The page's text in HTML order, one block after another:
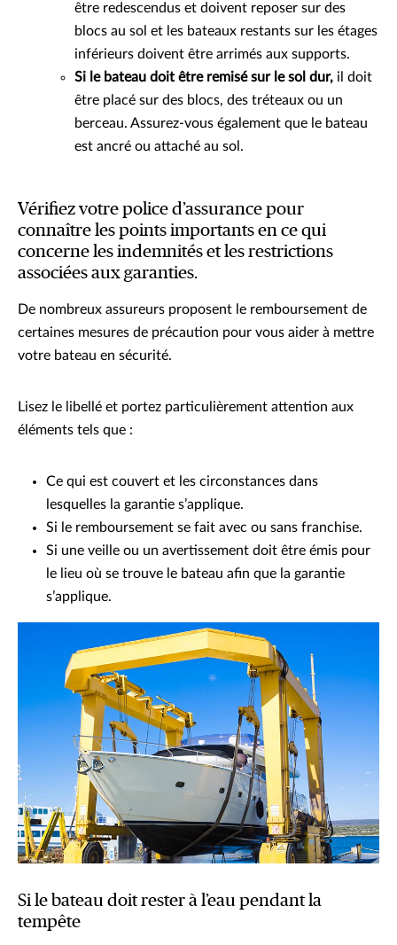
être redescendus et doivent reposer sur des
blocs au sol et les bateaux restants sur les étages
inférieurs doivent être arrimés aux supports.
Si le bateau doit être remisé sur le sol dur, il doit
être placé sur des blocs, des tréteaux ou un
berceau. Assurez-vous également que le bateau
est ancré ou attaché au sol.
Vérifiez votre police d’assurance pour
connaître les points importants en ce qui
concerne les indemnités et les restrictions
associées aux garanties.
De nombreux assureurs proposent le remboursement de
certaines mesures de précaution pour vous aider à mettre
votre bateau en sécurité.
Lisez le libellé et portez particulièrement attention aux
éléments tels que :
Ce qui est couvert et les circonstances dans
lesquelles la garantie s’applique.
Si le remboursement se fait avec ou sans franchise.
Si une veille ou un avertissement doit être émis pour
le lieu où se trouve le bateau afin que la garantie
s’applique.
Si le bateau doit rester à l’eau pendant la
tempête